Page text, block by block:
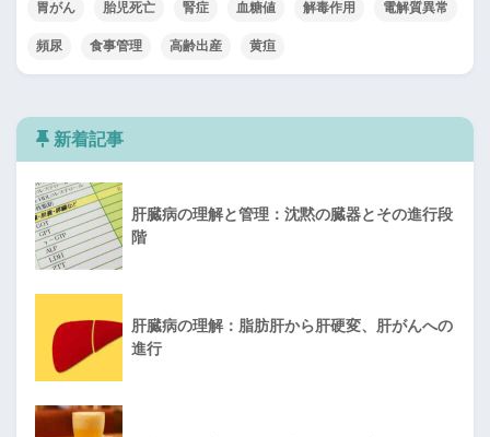
胃がん 胎児死亡 腎症 血糖値 解毒作用 電解質異常
頻尿 食事管理 高齢出産 黄疸
新着記事
肝臓病の理解と管理：沈黙の臓器とその進行段
階
肝臓病の理解：脂肪肝から肝硬変、肝がんへの
進行